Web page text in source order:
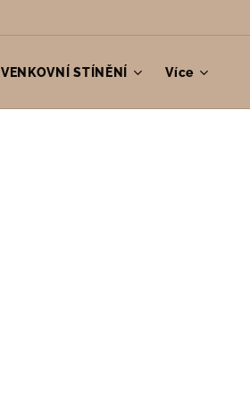
VENKOVNÍ STÍNĚNÍ Více